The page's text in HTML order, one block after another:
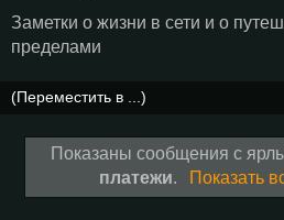
Заметки о жизни в сети и о
пределами
Показаны сообщения с
платежи. Показать